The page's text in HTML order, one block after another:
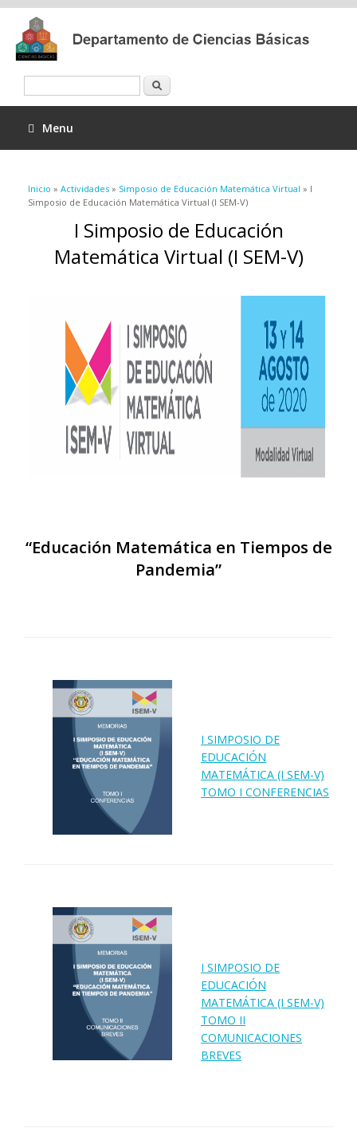
Menu
Se encuentra usted aquí
Inicio » Actividades » Simposio de Educación Matemática Virtual » I
Simposio de Educación Matemática Virtual (I SEM-V)
I Simposio de Educación
Matemática Virtual (I SEM-V)
“Educación Matemática en Tiempos de
Pandemia”
I SIMPOSIO DE
EDUCACIÓN
MATEMÁTICA (I SEM-V)
TOMO I CONFERENCIAS
I SIMPOSIO DE
EDUCACIÓN
MATEMÁTICA (I SEM-V)
TOMO II
COMUNICACIONES
BREVES